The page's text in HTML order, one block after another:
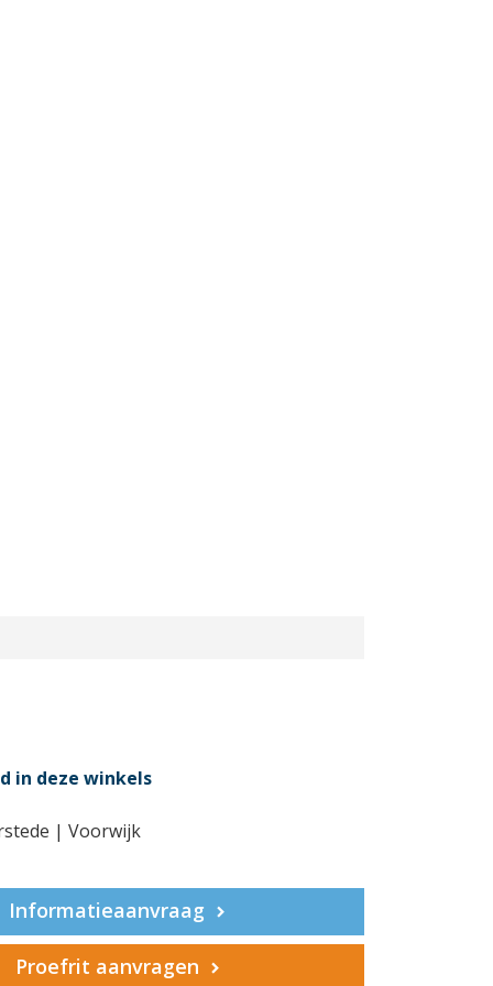
in deze winkels
| Voorwijk
Informatieaanvraag
Proefrit aanvragen